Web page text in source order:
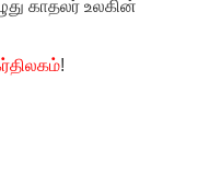
காதலர் உலகின்
!